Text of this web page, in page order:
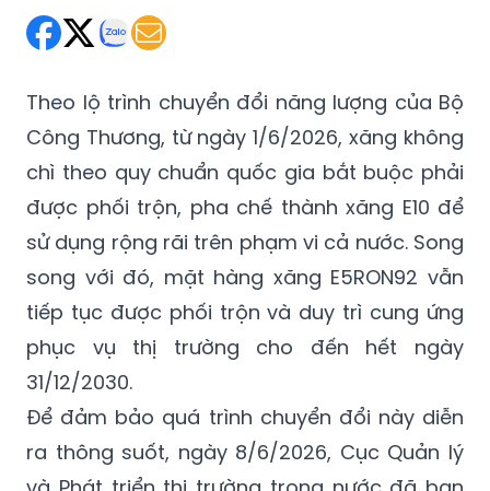
Theo lộ trình chuyển đổi năng lượng của Bộ
Công Thương, từ ngày 1/6/2026, xăng không
chì theo quy chuẩn quốc gia bắt buộc phải
được phối trộn, pha chế thành xăng E10 để
sử dụng rộng rãi trên phạm vi cả nước. Song
song với đó, mặt hàng xăng E5RON92 vẫn
tiếp tục được phối trộn và duy trì cung ứng
phục vụ thị trường cho đến hết ngày
31/12/2030.
Để đảm bảo quá trình chuyển đổi này diễn
ra thông suốt, ngày 8/6/2026, Cục Quản lý